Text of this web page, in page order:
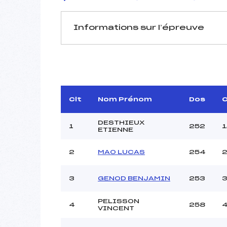
Informations sur l’épreuve
D.T Adjoint :
Dir. Epreuve :
Pénalité appliquée :
Catégorie :
Clt Nom Prénom Dos
1
DESTHIEUX
ETIENNE
252
2 MAO LUCAS 254
3 GENOD BENJAMIN 253
4
PELISSON
VINCENT
258